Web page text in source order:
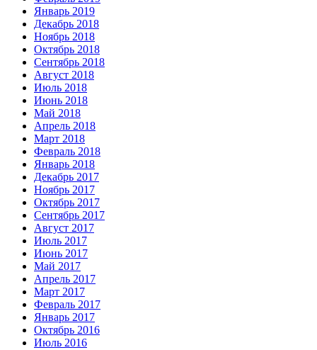
Январь 2019
Декабрь 2018
Ноябрь 2018
Октябрь 2018
Сентябрь 2018
Август 2018
Июль 2018
Июнь 2018
Май 2018
Апрель 2018
Март 2018
Февраль 2018
Январь 2018
Декабрь 2017
Ноябрь 2017
Октябрь 2017
Сентябрь 2017
Август 2017
Июль 2017
Июнь 2017
Май 2017
Апрель 2017
Март 2017
Февраль 2017
Январь 2017
Октябрь 2016
Июль 2016